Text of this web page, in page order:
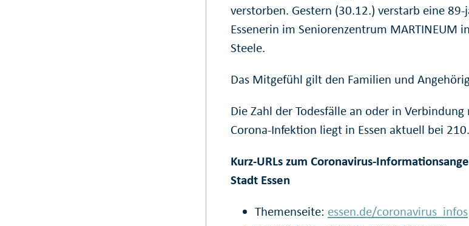
verstorben. Gestern (30.12.) verstarb eine 89-
Essenerin im Seniorenzentrum MARTINEUM
Steele.
Das Mitgefühl gilt den Familien und
Die Zahl der Todesfälle an oder in
Corona-Infektion liegt in Essen aktuell bei 210.
Kurz-URLs zum Coronavirus-
Stadt Essen
Themenseite: essen.de/coronavirus_infos